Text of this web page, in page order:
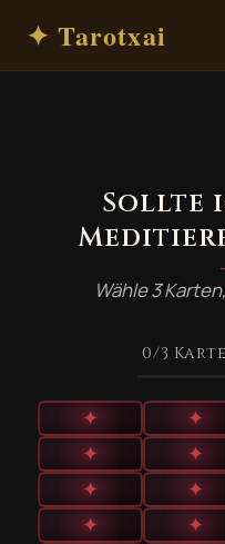
✦ Tarotxai
Sollte
Wähle 3
0/3
✦ ✦
✦
✦
✦
✦
✦
✦